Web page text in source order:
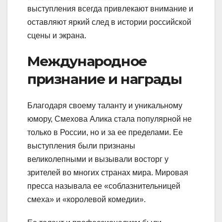
выступления всегда привлекают внимание и
оставляют яркий след в истории российской
сцены и экрана.
Международное
признание и награды
Благодаря своему таланту и уникальному
юмору, Смехова Алика стала популярной не
только в России, но и за ее пределами. Ее
выступления были признаны
великолепными и вызывали восторг у
зрителей во многих странах мира. Мировая
пресса называла ее «соблазнительницей
смеха» и «королевой комедии».